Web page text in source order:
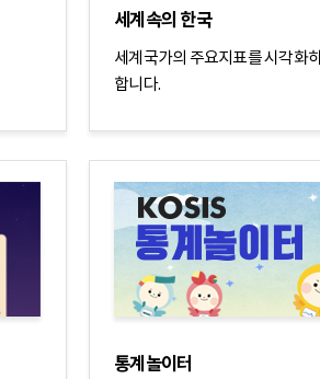
세계속의 한국
세계국가의 주요지표를 시각화
합니다.
통계놀이터